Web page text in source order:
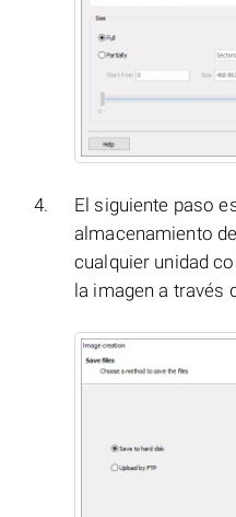
El siguiente paso
almacenamiento
cualquier unidad
la imagen a través